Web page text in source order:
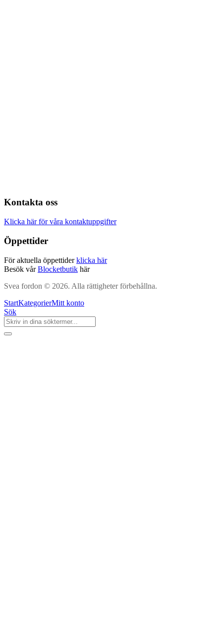
Kontakta oss
Klicka här för våra kontaktuppgifter
Öppettider
För aktuella öppettiderklicka här
Besök vårBlocketbutik här
Svea fordon © 2026. Alla rättigheter förbehållna.
StartKategorierMitt konto
Sök